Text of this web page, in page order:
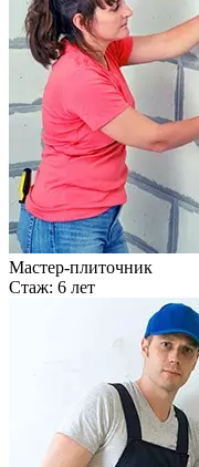
Мастер-плиточник
Стаж: 6 лет